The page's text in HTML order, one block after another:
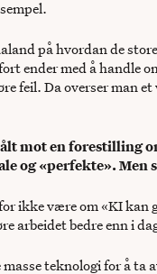
på hvordan de
ender med å handle
feil. Da overser man
mot en forestilling
og «perfekte». Men
ikke være om «KI kan
arbeidet bedre enn i
teknologi for å ta